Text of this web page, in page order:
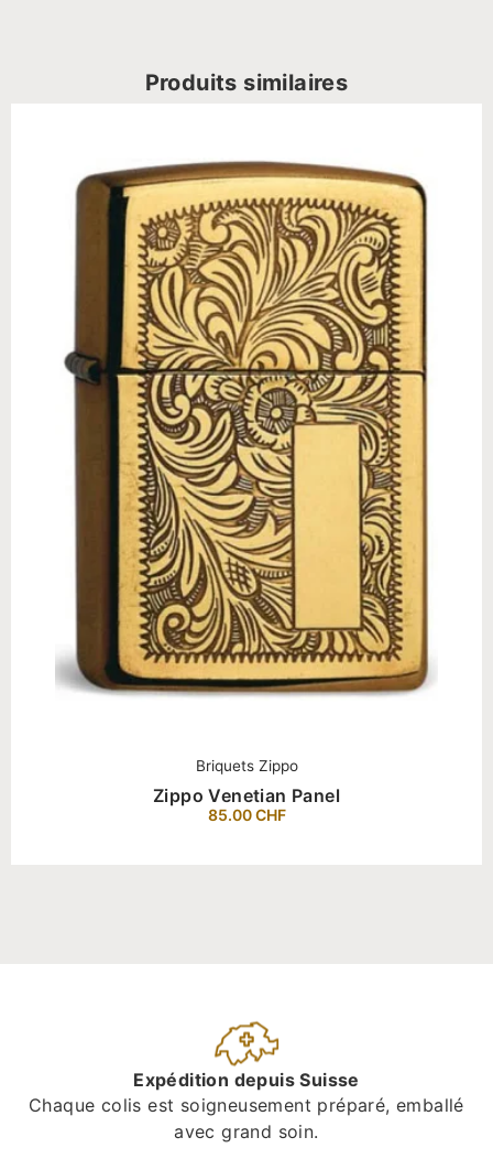
Produits similaires
Briquets Zippo
Zippo Venetian Panel
85.00CHF
Expédition depuis Suisse
Chaque colis est soigneusement préparé, emballé
avec grand soin.